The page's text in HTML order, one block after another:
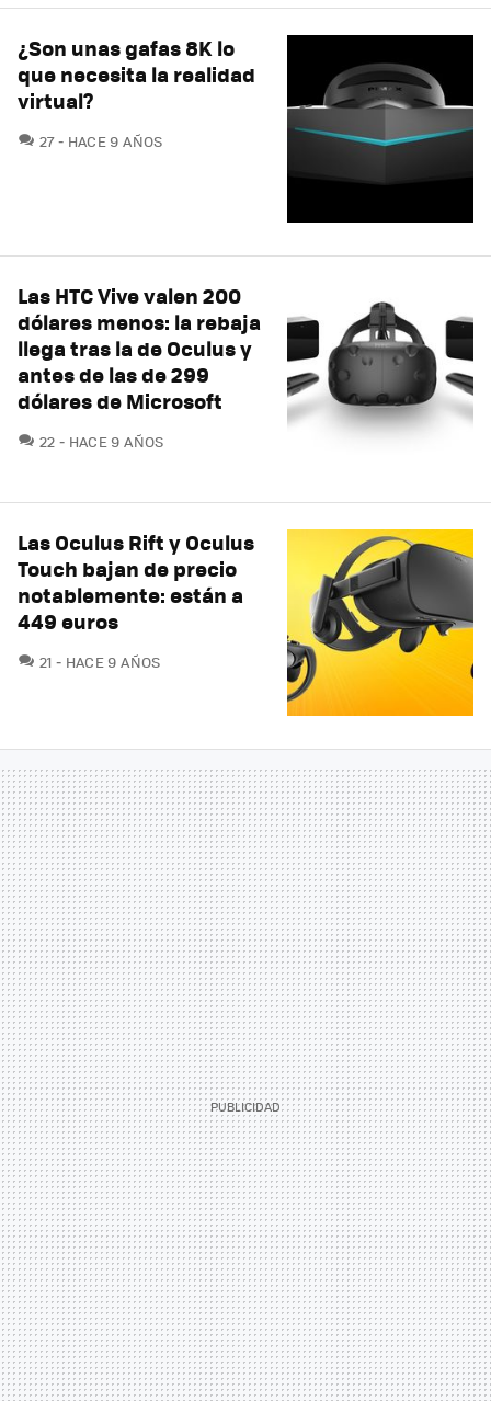
¿Son unas gafas 8K lo
que necesita la realidad
virtual?
27COMENTARIOS
HACE 9 AÑOS
Las HTC Vive valen 200
dólares menos: la rebaja
llega tras la de Oculus y
antes de las de 299
dólares de Microsoft
22 COMENTARIOS
HACE 9 AÑOS
Las Oculus Rift y Oculus
Touch bajan de precio
notablemente: están a
449 euros
21 COMENTARIOS
HACE 9 AÑOS